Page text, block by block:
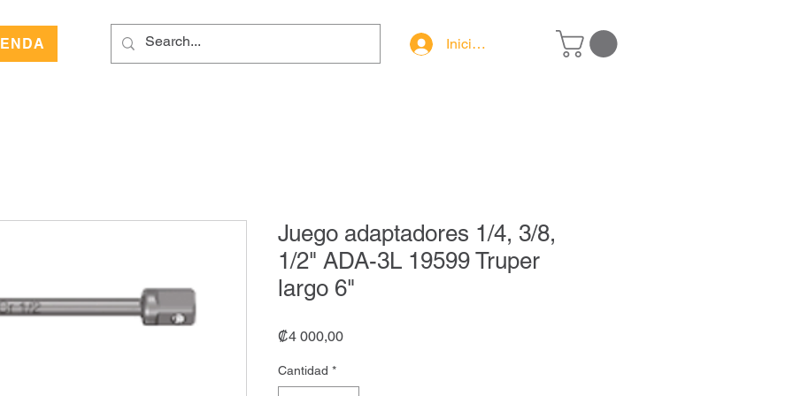
Iniciar sesión
Juego adaptadores 1/4, 3/8,
1/2" ADA-3L 19599 Truper
largo 6"
₡4 000,00Precio
Cantidad *